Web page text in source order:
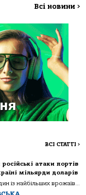
Всі новини >
ВСІ СТАТТІ >
атаки портів
мільярди доларів
із найбільших врожаїв...